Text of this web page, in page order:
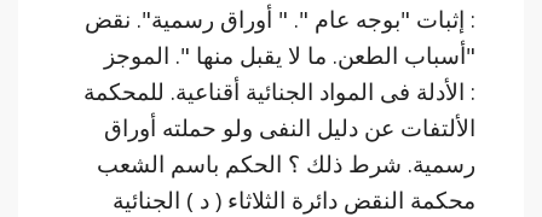
: إثبات "بوجه عام ". " أوراق رسمية". نقض
"أسباب الطعن. ما لا يقبل منها ". الموجز
: الأدلة فى المواد الجنائية أقناعية. للمحكمة
الألتفات عن دليل النفى ولو حملته أوراق
رسمية. شرط ذلك ؟ الحكم باسم الشعب
محكمة النقض دائرة الثلاثاء ( د ) الجنائية